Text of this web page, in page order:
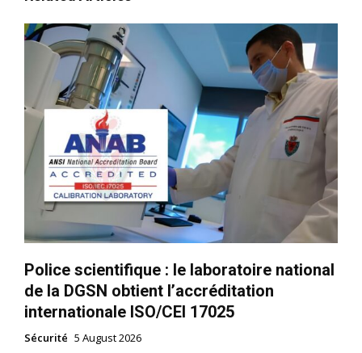
le1.ma
l'intelligence de
l'information
Police scientifique : le laboratoire national
de la DGSN obtient l’accréditation
internationale ISO/CEI 17025
Sécurité 5 August 2026